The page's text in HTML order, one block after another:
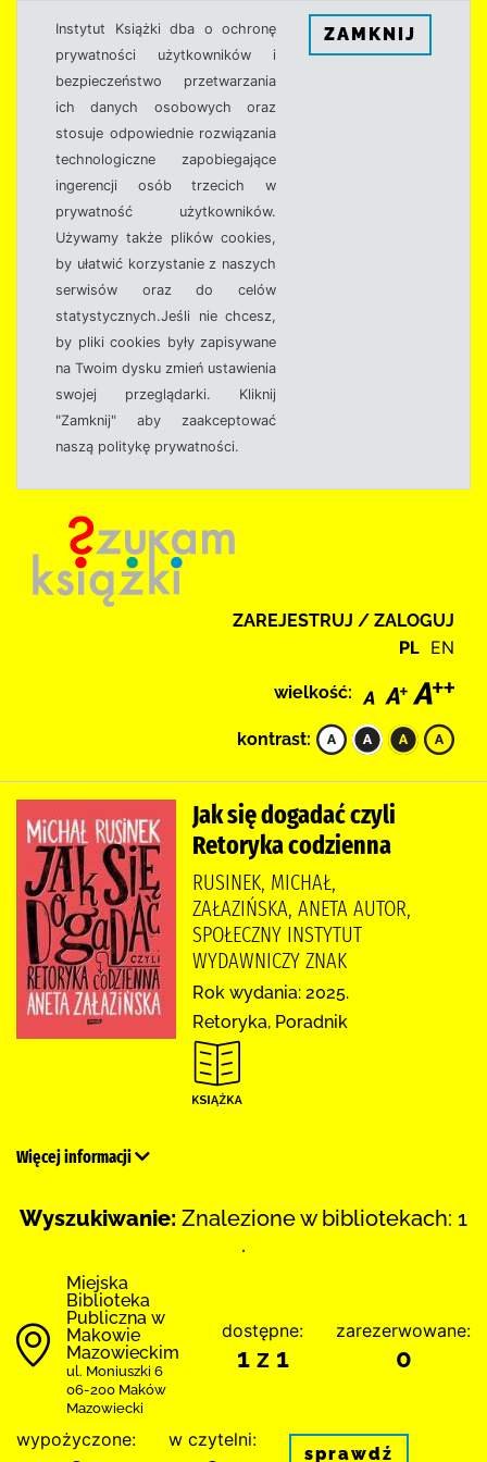
Instytut Książki dba o ochronę
prywatności użytkowników i
bezpieczeństwo przetwarzania
ich danych osobowych oraz
stosuje odpowiednie rozwiązania
technologiczne zapobiegające
ingerencji osób trzecich w
prywatność użytkowników.
Używamy także plików cookies,
by ułatwić korzystanie z naszych
serwisów oraz do celów
statystycznych.Jeśli nie chcesz,
by pliki cookies były zapisywane
na Twoim dysku zmień ustawienia
swojej przeglądarki. Kliknij
"Zamknij" aby zaakceptować
naszą politykę prywatności.
ZAMKNIJ
ZAREJESTRUJ / ZALOGUJ
PL EN
wielkość:
kontrast:
Jak się dogadać czyli
Retoryka codzienna
RUSINEK, MICHAŁ,
ZAŁAZIŃSKA, ANETA AUTOR,
SPOŁECZNY INSTYTUT
WYDAWNICZY ZNAK
Rok wydania: 2025.
Retoryka, Poradnik
Więcej informacji
Wyszukiwanie: Znalezione w bibliotekach: 1
.
Miejska
Biblioteka
Publiczna w
Makowie
Mazowieckim
ul. Moniuszki 6
06-200 Maków
Mazowiecki
dostępne:
1 z 1
zarezerwowane:
0
wypożyczone: w czytelni:
sprawdź